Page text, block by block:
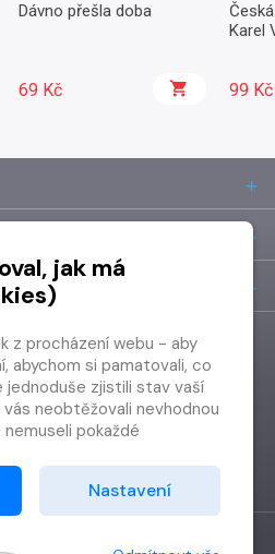
Dávno přešla doba
69 Kč
Karel
99 Kč
jak má
z procházení webu - aby
abychom si pamatovali, co
jednoduše zjistili stav vaší
neobtěžovali nevhodnou
pokaždé
souhlas seNastavení